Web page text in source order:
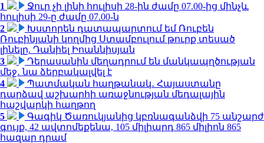
1
Ջուր չի լինի հուլիսի 28-ին ժամը 07.00-ից մինչև
հուլիսի 29-ը ժամը 07.00-ն
2
Խստորեն դատապարտում եմ Ռուբեն
Ռուբինյանի կողմից Ստամբուլում թուրք տեսած
լինելը. Դանիել Իոաննիսյան
3
Դերասանին մեղադրում են մանկապղծության
մեջ․ նա ձերբակալվել է
4
Պատմական հաղթանակ․ Հայաստանը
դարձավ աշխարհի առաջնության մեդալային
հաշվարկի հաղթող
5
Գագիկ Ծառուկյանից կբռնագանձվի 75 անշարժ
գույք, 42 ավտոմեքենա, 105 միլիարդ 865 միլիոն 865
հազար դրամ